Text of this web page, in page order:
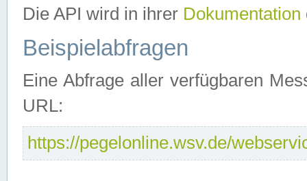
Die API wird in ihrer Dokumentation
Beispielabfragen
Eine Abfrage aller verfügbaren
URL:
https://pegelonline.wsv.de/